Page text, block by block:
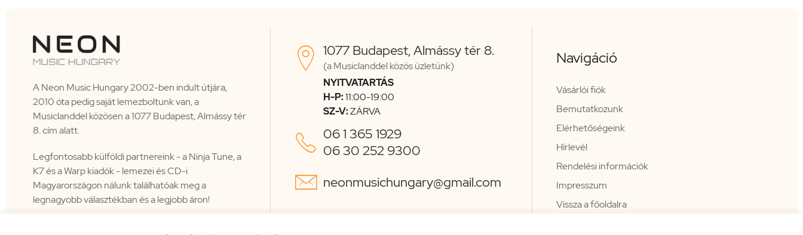
A Neon Music Hungary 2002-ben indult útjára,
2010 óta pedig saját lemezboltunk van, a
Musiclanddel közösen a 1077 Budapest, Almássy tér
8. cím alatt.
Legfontosabb külföldi partnereink - a Ninja Tune, a
K7 és a Warp kiadók - lemezei és CD-i
Magyarországon nálunk találhatóak meg a
legnagyobb választékban és a legjobb áron!
 1077 Budapest, Almássy tér 8.
(a Musiclanddel közös üzletünk)
NYITVATARTÁS
H-P:11:00-19:00
SZ-V:ZÁRVA
 06 1 365 1929
06 30 252 9300
 neonmusichungary@gmail.com
Navigáció
Vásárlói fiók
Bemutatkozunk
Elérhetőségeink
Hírlevél
Rendelési információk
Impresszum
Vissza a főoldalra